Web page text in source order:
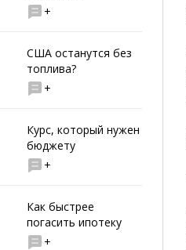
+
США останутся без
топлива?
+
Курс, который нужен
бюджету
+
Как быстрее
погасить ипотеку
+